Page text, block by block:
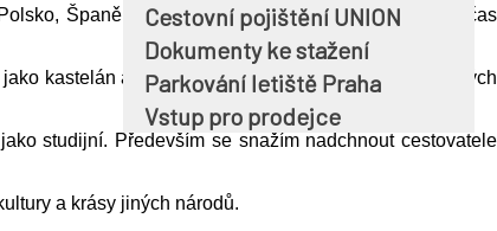
Cestovní pojištění UNION
Dokumenty ke stažení
Parkování letiště Praha
Vstup pro prodejce
Španělsko, Chorvatsko a Maltu, ale i další. Občas
kastelán a průvodce na zámku, který je v soukromých
studijní. Především se snažím nadchnout cestovatele
a krásy jiných národů.